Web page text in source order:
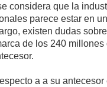
considera que la
parece estar en
existen dudas
de los 240
a a su